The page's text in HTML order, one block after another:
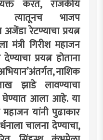
करत, राजकीय
त्यातूनच भाजप
रेटण्याचा प्रयत्न
मंत्री गिरीश महाजन
प्रयत्न होताना
नाशिक
झाडे लावण्याचा
घेण्यात आला आहे. या
महाजन यांनी पुढाकार
चालना देण्याचा,